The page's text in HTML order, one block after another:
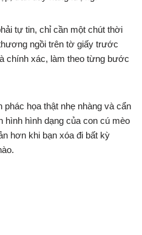
tự tin, chỉ cần một chút thời
ngồi trên tờ giấy trước
chính xác, làm theo từng bước
họa thật nhẹ nhàng và cẩn
hình hình dạng của con cú mèo
hơn khi bạn xóa đi bất kỳ